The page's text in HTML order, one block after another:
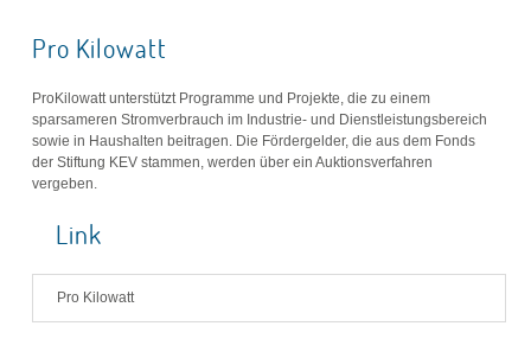
Pro Kilowatt
ProKilowatt unterstützt Programme und Projekte, die zu einem
sparsameren Stromverbrauch im Industrie- und Dienstleistungsbereich
sowie in Haushalten beitragen. Die Fördergelder, die aus dem Fonds
der Stiftung KEV stammen, werden über ein Auktionsverfahren
vergeben.
Link
Pro Kilowatt